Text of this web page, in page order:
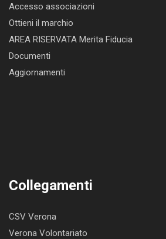
Accesso associazioni
Ottieni il marchio
AREA RISERVATA Merita Fiducia
Documenti
Aggiornamenti
Collegamenti
CSV Verona
Verona Volontariato